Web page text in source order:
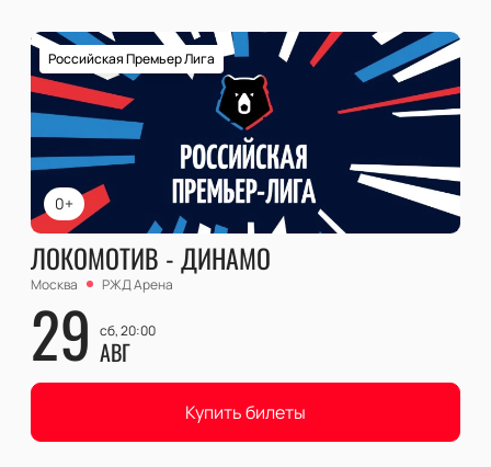
0+
Российская Премьер Лига
ЛОКОМОТИВ - ДИНАМО
Москва РЖД Арена
29 сб, 20:00
АВГ
Купить билеты